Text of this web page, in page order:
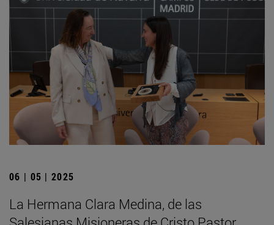
06 | 05 | 2025
La Hermana Clara Medina, de las